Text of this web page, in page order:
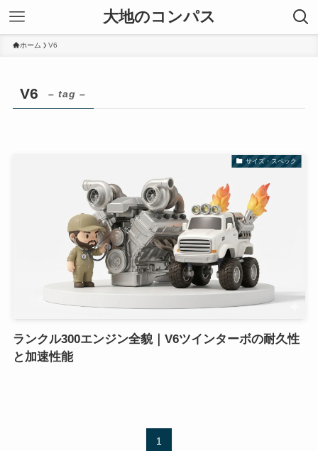
大地のコンパス
ホーム V6
V6 – tag –
サイズ・スペック
ランクル300エンジン全貌｜V6ツインターボの耐久性
と加速性能
1